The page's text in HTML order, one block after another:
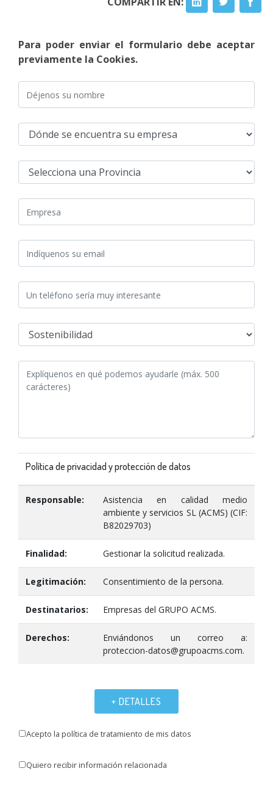
Para poder enviar el formulario debe aceptar
previamente la Cookies.
Política de privacidad y protección de datos
Responsable:
Asistencia en calidad medio
ambiente y servicios SL (ACMS) (CIF:
B82029703)
Finalidad: Gestionar la solicitud realizada.
Legitimación: Consentimiento de la persona.
Destinatarios: Empresas del GRUPO ACMS.
Derechos:
Enviándonos un correo a:
proteccion-datos@grupoacms.com.
+ DETALLES
Acepto la política de tratamiento de mis datos
Quiero recibir información relacionada